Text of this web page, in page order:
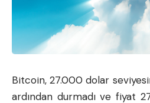
Bitcoin, 27.000 dolar
ardından durmadı ve fiyat